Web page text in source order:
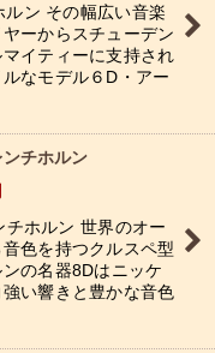
ン その幅広い音楽
ーからスチューデン
イティーに支持され
なモデル６D・アー
チホルン
ホルン 世界のオー
色を持つクルスペ型
の名器8Dはニッケ
い響きと豊かな音色